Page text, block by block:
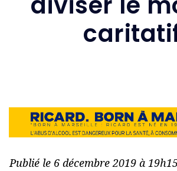
Publié le 6 décembre 2019 à